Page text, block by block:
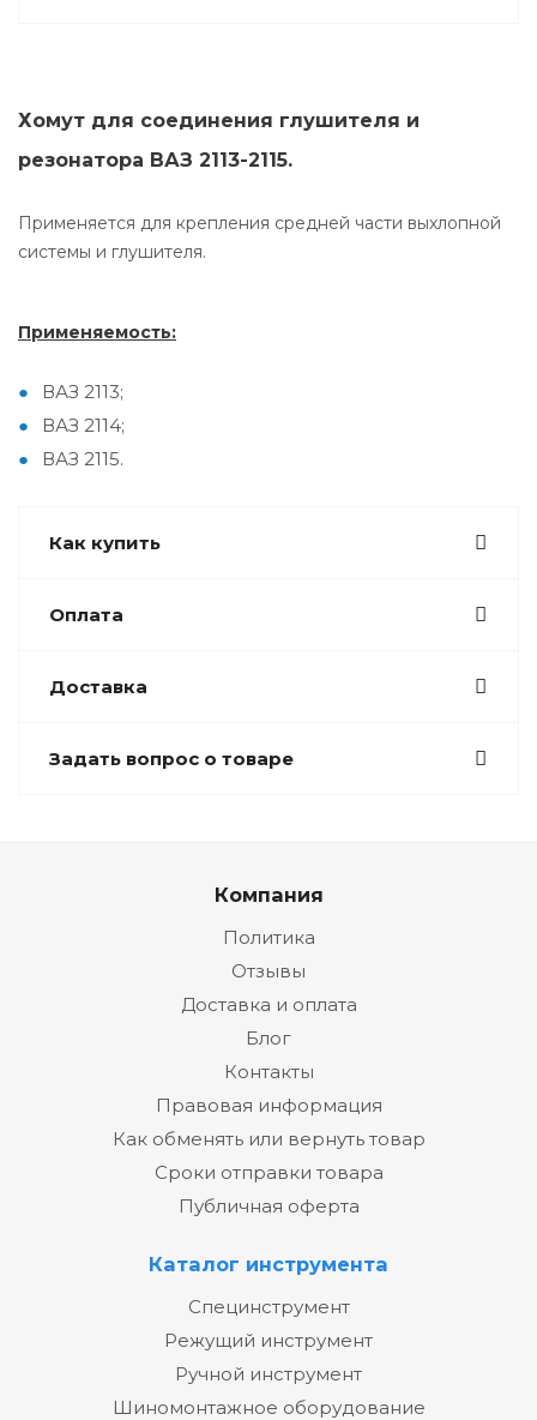
Хомут для соединения глушителя и
резонатора ВАЗ 2113-2115.
Применяется для крепления средней части выхлопной
системы и глушителя.
Применяемость:
ВАЗ 2113;
ВАЗ 2114;
ВАЗ 2115.
Как купить
Оплата
Доставка
Задать вопрос о товаре
Компания
Политика
Отзывы
Доставка и оплата
Блог
Контакты
Правовая информация
Как обменять или вернуть товар
Сроки отправки товара
Публичная оферта
Каталог инструмента
Специнструмент
Режущий инструмент
Ручной инструмент
Шиномонтажное оборудование